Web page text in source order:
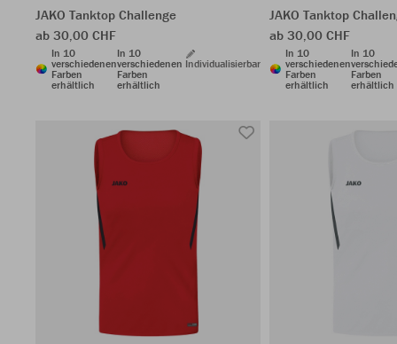
JAKO Tanktop Challenge
ab 30,00 CHF
In 10
verschiedenen
Farben
erhältlich
In 10
verschiedenen
Farben
erhältlich
Individualisierbar
JAKO Tanktop
ab 30,00 CHF
In 10
verschiedenen
Farben
erhältlich
In 10
Farben
erhältlich